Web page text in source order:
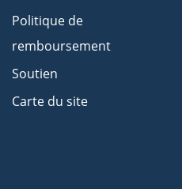
Politique de
remboursement
Soutien
Carte du site